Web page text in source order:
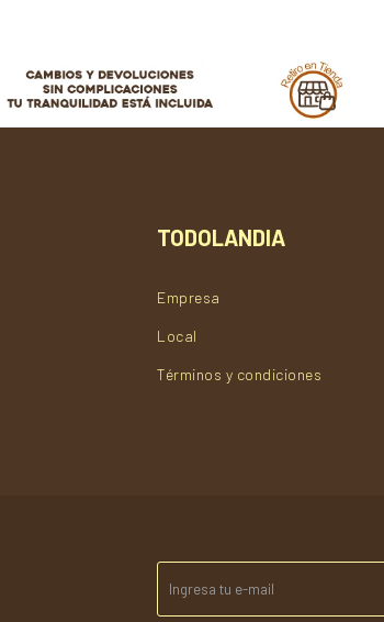
TODOLANDIA
Empresa
Local
Términos y condiciones